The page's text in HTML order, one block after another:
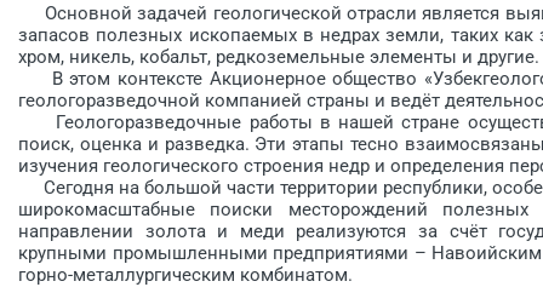
Основной задачей гео­логической отрасли является
запасов полезных ископаемых в недрах земли, таких
хром, никель, кобальт, редкоземельные элементы и другие.
В этом контексте Акционерное общество
геологоразведочной компанией страны и ведёт
Геологоразведочные работы в нашей стране
поиск, оценка и разведка. Эти этапы тесно
изучения геологического строения недр и определения
Сегодня на большой части территории республики,
широкомасштабные поиски месторождений
направлении золота и меди реализуются за счёт
крупными промышленными предприятиями –
горно-металлургическим комбинатом.